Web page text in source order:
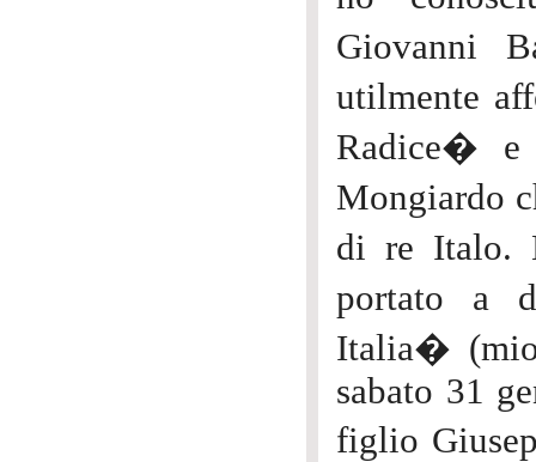
Giovanni
utilmente
Radice� e
Mongiardo
di re Italo.
portato a
Italia�
sabato 31
figlio